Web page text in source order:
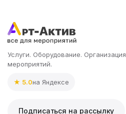
Услуги. Оборудование. Организация
мероприятий.
★ 5.0на Яндексе
Подписаться на рассылку